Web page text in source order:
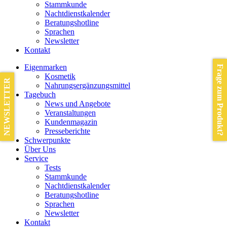
Stammkunde
Nachtdienstkalender
Beratungshotline
Sprachen
Newsletter
Kontakt
Eigenmarken
Kosmetik
Nahrungsergänzungsmittel
Tagebuch
News und Angebote
Veranstaltungen
Kundenmagazin
Presseberichte
Schwerpunkte
Über Uns
Service
Tests
Stammkunde
Nachtdienstkalender
Beratungshotline
Sprachen
Newsletter
Kontakt
Frage zum Produkt?
NEWSLETTER